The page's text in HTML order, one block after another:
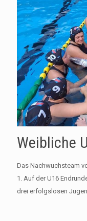
Weibliche
Das Nachwuchsteam
1. Auf der U16
drei erfolgslosen